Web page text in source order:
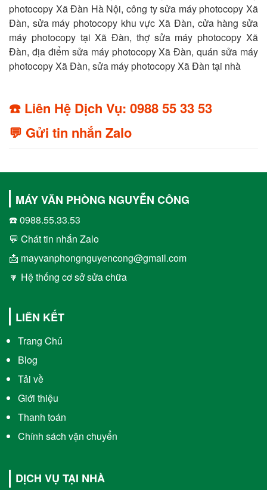
photocopy Xã Đàn Hà Nội, công ty sửa máy photocopy Xã
Đàn, sửa máy photocopy khu vực Xã Đàn, cửa hàng sửa
máy photocopy tại Xã Đàn, thợ sửa máy photocopy Xã
Đàn, địa điểm sửa máy photocopy Xã Đàn, quán sửa máy
photocopy Xã Đàn, sửa máy photocopy Xã Đàn tại nhà
☎️ Liên Hệ Dịch Vụ: 0988 55 33 53
💬 Gửi tin nhắn Zalo
MÁY VĂN PHÒNG NGUYỄN CÔNG
☎️ 0988.55.33.53
💬 Chát tin nhắn Zalo
📩 mayvanphongnguyencong@gmail.com
🔽 Hệ thống cơ sở sửa chữa
LIÊN KẾT
Trang Chủ
Blog
Tải về
Giới thiệu
Thanh toán
Chính sách vận chuyển
DỊCH VỤ TẠI NHÀ